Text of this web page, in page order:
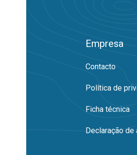
Empresa
Contacto
Política de
Ficha técnica
Declaração